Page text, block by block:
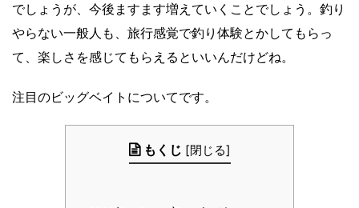
でしょうが、今後ますます増えていくことでしょう。釣り
やらない一般人も、旅行感覚で釣り体験とかしてもらっ
て、楽しさを感じてもらえるといいんだけどね。
注目のビッグベイトについてです。
もくじ [閉じる]